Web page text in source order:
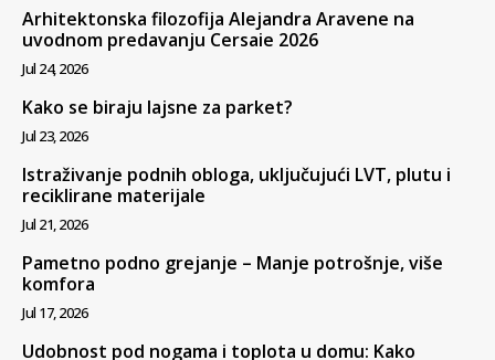
Arhitektonska filozofija Alejandra Aravene na
uvodnom predavanju Cersaie 2026
Jul 24, 2026
Kako se biraju lajsne za parket?
Jul 23, 2026
Istraživanje podnih obloga, uključujući LVT, plutu i
reciklirane materijale
Jul 21, 2026
Pametno podno grejanje – Manje potrošnje, više
komfora
Jul 17, 2026
Udobnost pod nogama i toplota u domu: Kako